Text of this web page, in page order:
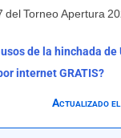
del Torneo Apertura
de la hinchada
internet GRATIS?
Actualizado